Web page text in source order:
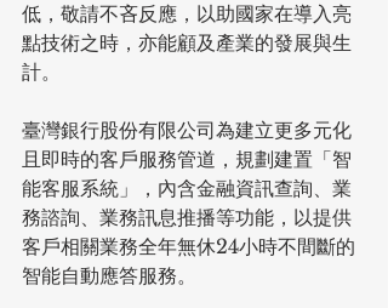
低，敬請不吝反應，以助國家在導入亮
點技術之時，亦能顧及產業的發展與生
計。
臺灣銀行股份有限公司為建立更多元化
且即時的客戶服務管道，規劃建置「智
能客服系統」，內含金融資訊查詢、業
務諮詢、業務訊息推播等功能，以提供
客戶相關業務全年無休24小時不間斷的
智能自動應答服務。